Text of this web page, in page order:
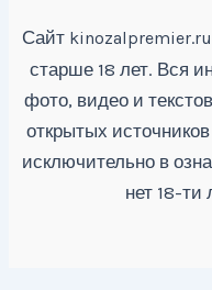
Сайт kinozalpremier.ru
старше 18 лет. Вся
фото, видео и
открытых
исключительно в
нет 18-ти